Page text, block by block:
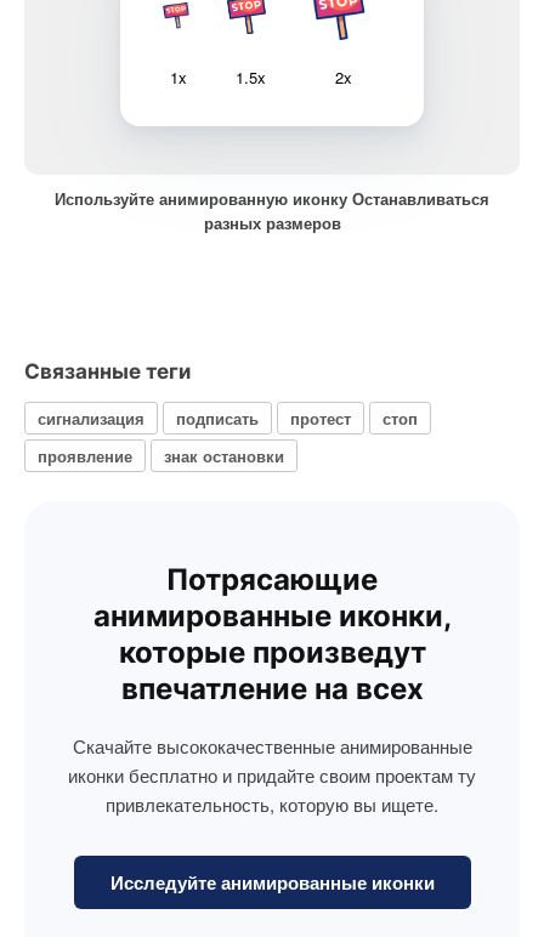
1x 1.5x 2x
Используйте анимированную иконку Останавливаться
разных размеров
Связанные теги
сигнализация подписать протест
стоп
проявление
знак остановки
Потрясающие
анимированные иконки,
которые произведут
впечатление на всех
Скачайте высококачественные анимированные
иконки бесплатно и придайте своим проектам ту
привлекательность, которую вы ищете.
Исследуйте анимированные иконки